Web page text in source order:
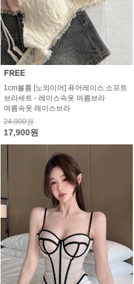
1cm볼륨 [노와이어] 퓨어레이스 소프트
브라세트 - 레이스속옷 여름브라
여름속옷 레이스브라
24,000원
17,900원